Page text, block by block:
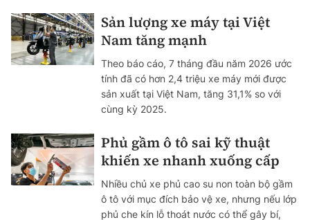
Sản lượng xe máy tại Việt
Nam tăng mạnh
Theo báo cáo, 7 tháng đầu năm 2026 ước
tính đã có hơn 2,4 triệu xe máy mới được
sản xuất tại Việt Nam, tăng 31,1% so với
cùng kỳ 2025.
Phủ gầm ô tô sai kỹ thuật
khiến xe nhanh xuống cấp
Nhiều chủ xe phủ cao su non toàn bộ gầm
ô tô với mục đích bảo vệ xe, nhưng nếu lớp
phủ che kín lỗ thoát nước có thể gây bí,